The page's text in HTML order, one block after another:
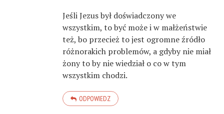
Jeśli Jezus był doświadczony we
wszystkim, to być może i w małżeństwie
też, bo przecież to jest ogromne źródło
różnorakich problemów, a gdyby nie miał
żony to by nie wiedział o co w tym
wszystkim chodzi.
ODPOWIEDZ